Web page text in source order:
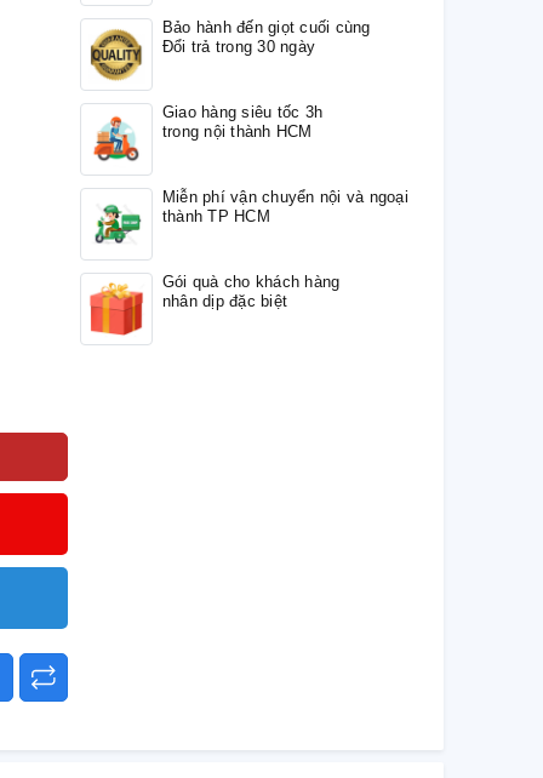
Bảo hành đến giọt cuối cùng
Đổi trả trong 30 ngày
Giao hàng siêu tốc 3h
trong nội thành HCM
Miễn phí vận chuyển nội và ngoại
thành TP HCM
Gói quà cho khách hàng
nhân dịp đặc biệt